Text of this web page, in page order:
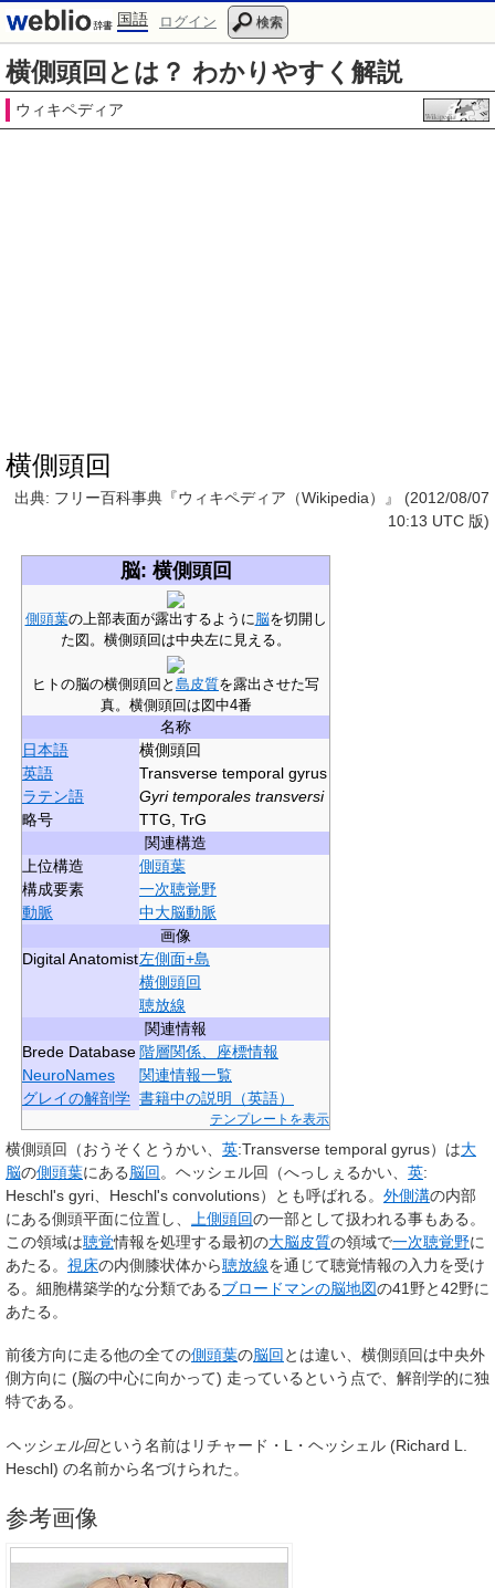
国語 ログイン 検索
横側頭回とは？ わかりやすく解説
ウィキペディア
横側頭回
出典: フリー百科事典『ウィキペディア（Wikipedia）』 (2012/08/07
10:13 UTC 版)
脳: 横側頭回
側頭葉の上部表面が露出するように脳を切開し
た図。横側頭回は中央左に見える。
ヒトの脳の横側頭回と 島皮質を露出させた写
真。横側頭回は図中4番
名称
日本語
横側頭回
英語
Transverse temporal gyrus
ラテン語
Gyri temporales transversi
略号
TTG, TrG
関連構造
上位構造
側頭葉
構成要素
一次聴覚野
動脈
中大脳動脈
画像
Digital Anatomist左側面+島
横側頭回
聴放線
関連情報
Brede Database階層関係、座標情報
NeuroNames
関連情報一覧
グレイの解剖学 書籍中の説明（英語）
テンプレートを表示
横側頭回 （おうそくとうかい、 英:Transverse temporal gyrus）は大
脳の側頭葉にある脳回。 ヘッシェル回 （へっしぇるかい、 英:
Heschl's gyri、Heschl's convolutions）とも呼ばれる。 外側溝の内部
にある側頭平面に位置し、
上側頭回の一部として扱われる事もある。
この領域は聴覚情報を処理する最初の大脳皮質の領域で一次聴覚野に
あたる。 視床の内側膝状体から聴放線を通じて聴覚情報の入力を受け
る。細胞構築学的な分類であるブロードマンの脳地図の41野と42野に
あたる。
前後方向に走る他の全ての側頭葉の脳回 とは違い、横側頭回は中央外
側方向に (脳の中心に向かって) 走っているという点で、解剖学的に独
特である。
ヘッシェル回という名前はリチャード・L・ヘッシェル (Richard L.
Heschl) の名前から名づけられた。
参考画像